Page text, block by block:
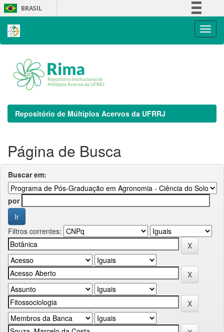
Skip
navigation
BRASIL
Repositório de Múltiplos Acervos da UFRRJ
Página de Busca
Buscar em:
por
Filtros correntes: